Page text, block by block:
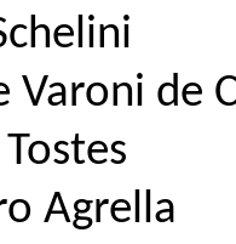
Varoni de
Agrella